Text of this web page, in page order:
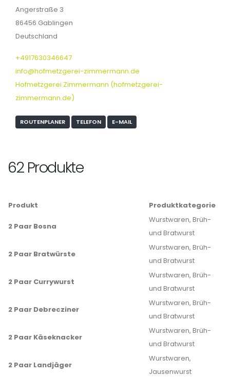
Angerstraße 3
86456 Gablingen
Deutschland
+4917630346647
info@hofmetzgerei-zimmermann.de
Hofmetzgerei Zimmermann (hofmetzgerei-
zimmermann.de)
ROUTENPLANER TELEFON E-MAIL
62 Produkte
Produkt Produktkategorie
2 Paar Bosna
Wurstwaren, Brüh-
und Bratwurst
2 Paar Bratwürste
Wurstwaren, Brüh-
und Bratwurst
2 Paar Currywurst
Wurstwaren, Brüh-
und Bratwurst
2 Paar Debrecziner
Wurstwaren, Brüh-
und Bratwurst
2 Paar Käseknacker
Wurstwaren, Brüh-
und Bratwurst
2 Paar Landjäger
Wurstwaren,
Jausenwurst